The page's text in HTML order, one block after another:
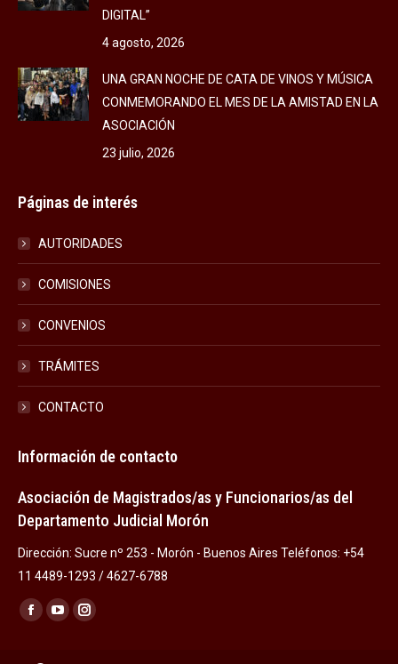
DIGITAL”
4 agosto, 2026
UNA GRAN NOCHE DE CATA DE VINOS Y MÚSICA
CONMEMORANDO EL MES DE LA AMISTAD EN LA
ASOCIACIÓN
23 julio, 2026
Páginas de interés
AUTORIDADES
COMISIONES
CONVENIOS
TRÁMITES
CONTACTO
Información de contacto
Asociación de Magistrados/as y Funcionarios/as del
Departamento Judicial Morón
Dirección: Sucre nº 253 - Morón - Buenos Aires Teléfonos: +54
11 4489-1293 / 4627-6788
Encuéntranos en:
Facebook
YouTubeInstagram